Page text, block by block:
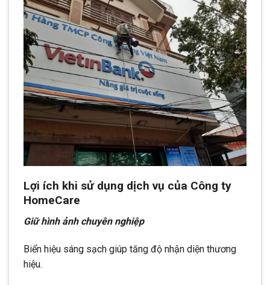
Lợi ích khi sử dụng dịch vụ của Công ty
HomeCare
Giữ hình ảnh chuyên nghiệp
Biển hiệu sáng sạch giúp tăng độ nhận diện thương
hiệu.